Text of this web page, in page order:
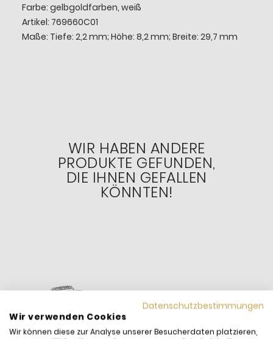
Farbe: gelbgoldfarben, weiß
Artikel: 769660C01
Maße: Tiefe: 2,2 mm; Höhe: 8,2 mm; Breite: 29,7 mm
WIR HABEN ANDERE
PRODUKTE GEFUNDEN,
DIE IHNEN GEFALLEN
KÖNNTEN!
Datenschutzbestimmungen
Wir verwenden Cookies
Wir können diese zur Analyse unserer Besucherdaten platzieren,